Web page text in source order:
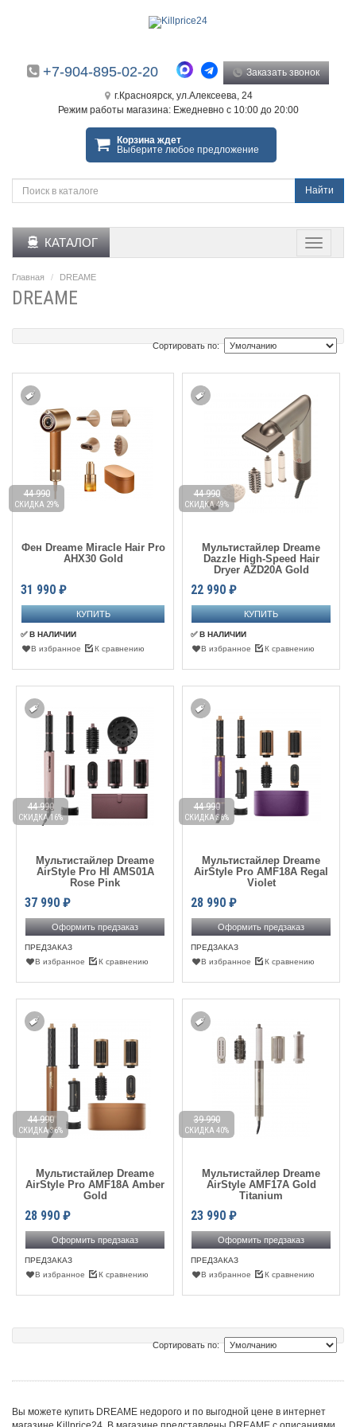
+7-904-895-02-20 Заказать звонок
г.Красноярск, ул.Алексеева, 24
Режим работы магазина: Ежедневно с 10:00 до 20:00
Корзина ждет
Выберите любое предложение
Найти
КАТАЛОГ
Главная DREAME
DREAME
Сортировать по:
Фен Dreame Miracle Hair Pro
AHX30 Gold
31 990 ₽
44 990
СКИДКА 29%
✅ В НАЛИЧИИ
В избранное
К сравнению
Мультистайлер Dreame
Dazzle High-Speed Hair
Dryer AZD20A Gold
22 990 ₽
44 990
СКИДКА 49%
✅ В НАЛИЧИИ
В избранное
К сравнению
Мультистайлер Dreame
AirStyle Pro HI AMS01A
Rose Pink
37 990 ₽
44 990
СКИДКА 16%
Оформить предзаказ
ПРЕДЗАКАЗ
В избранное
К сравнению
Мультистайлер Dreame
AirStyle Pro AMF18A Regal
Violet
28 990 ₽
44 990
СКИДКА 36%
Оформить предзаказ
ПРЕДЗАКАЗ
В избранное
К сравнению
Мультистайлер Dreame
AirStyle Pro AMF18A Amber
Gold
28 990 ₽
44 990
СКИДКА 36%
Оформить предзаказ
ПРЕДЗАКАЗ
В избранное
К сравнению
Мультистайлер Dreame
AirStyle AMF17A Gold
Titanium
23 990 ₽
39 990
СКИДКА 40%
Оформить предзаказ
ПРЕДЗАКАЗ
В избранное
К сравнению
Сортировать по:
Вы можете купить DREAME недорого и по выгодной цене в интернет